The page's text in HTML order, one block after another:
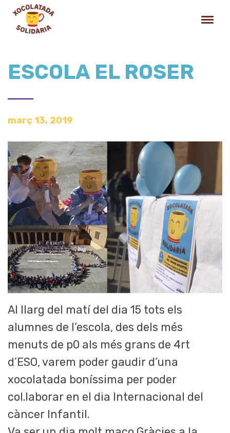
ESCOLA EL ROSER
març 13, 2019
Al llarg del matí del dia 15 tots els
alumnes de l’escola, des dels més
menuts de p0 als més grans de 4rt
d’ESO, varem poder gaudir d’una
xocolatada boníssima per poder
col.laborar en el dia Internacional del
càncer Infantil.